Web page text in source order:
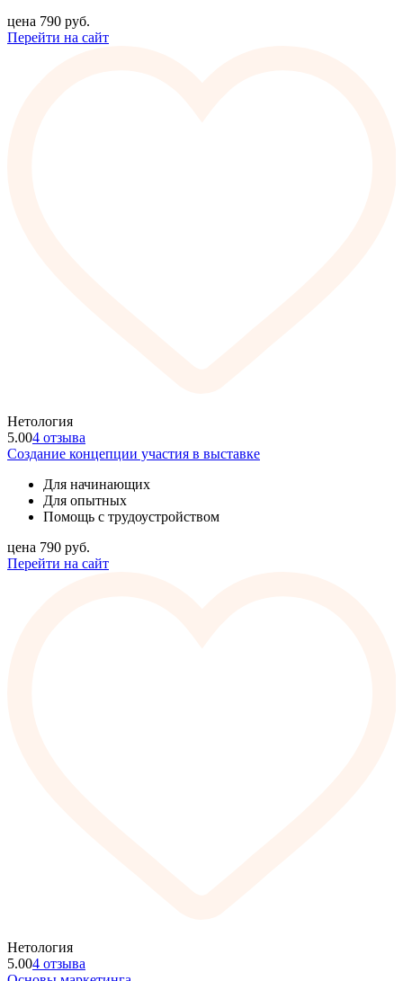
цена 790 руб.
Перейти на сайт
Нетология
5.004 отзыва
Создание концепции участия в выставке
Для начинающих
Для опытных
Помощь с трудоустройством
цена 790 руб.
Перейти на сайт
Нетология
5.004 отзыва